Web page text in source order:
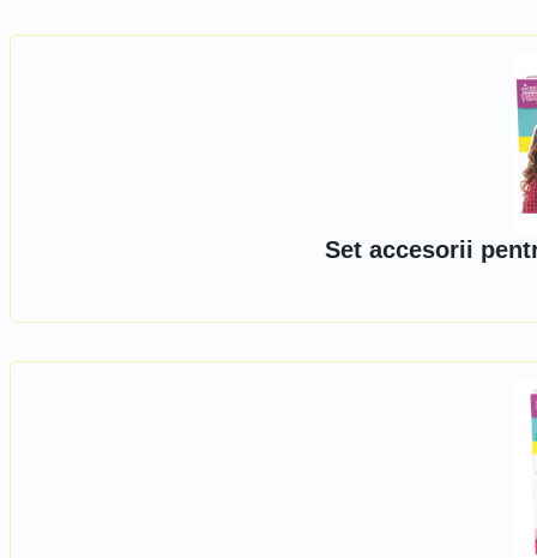
Set accesorii